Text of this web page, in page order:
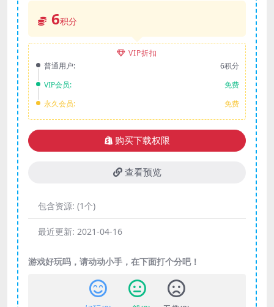
6积分
VIP折扣
普通用户:
6积分
VIP会员:
免费
永久会员:
免费
购买下载权限
查看预览
包含资源: (1个)
最近更新: 2021-04-16
游戏好玩吗，请动动小手，在下面打个分吧！